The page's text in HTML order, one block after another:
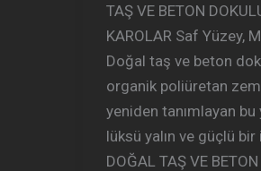
TAŞ VE BETON
KAROLAR Saf Yüzey,
Doğal taş ve beton
organik poliüretan
yeniden tanımlayan
lüksü yalın ve güçlü
DOĞAL TAŞ VE